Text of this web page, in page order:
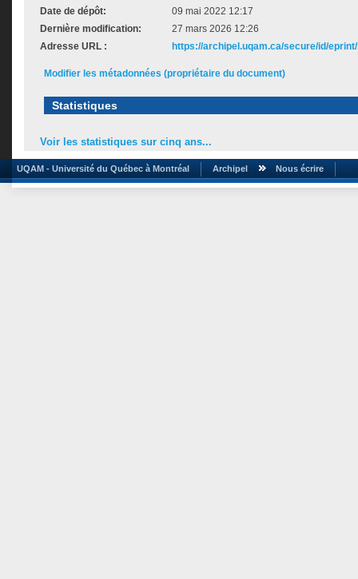
Date de dépôt:
09 mai 2022 12:17
Dernière modification:
27 mars 2026 12:26
Adresse URL :
https://archipel.uqam.ca/secure/id/
Modifier les métadonnées (propriétaire du document)
Statistiques
Voir les statistiques sur cinq ans...
UQAM - Université du Québec à Montréal Archipel Nous écrire